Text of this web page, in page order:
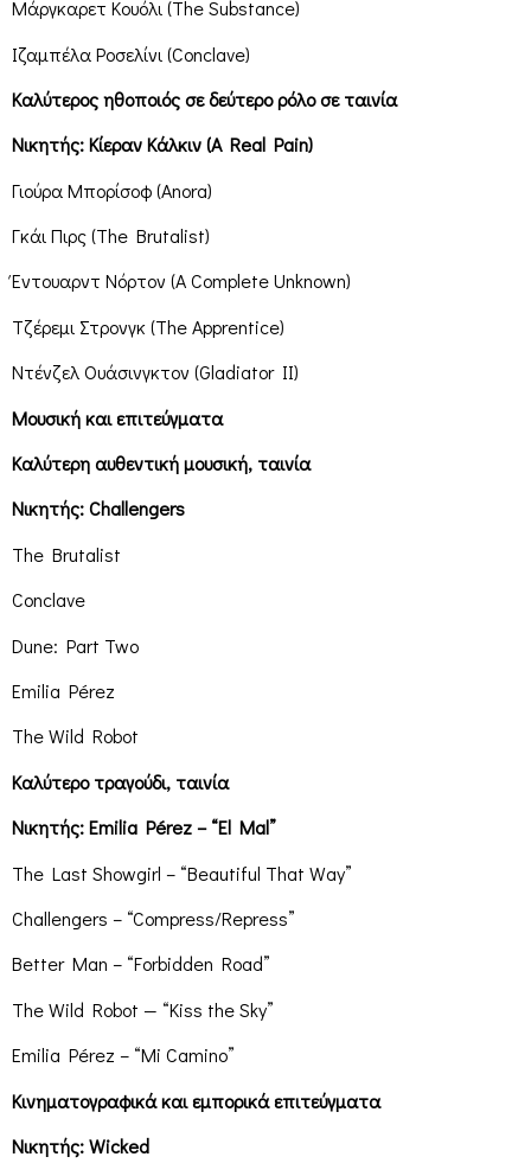
Μάργκαρετ Κουόλι (The Substance)
Ιζαμπέλα Ροσελίνι (Conclave)
Καλύτερος ηθοποιός σε δεύτερο ρόλο σε ταινία
Νικητής: Κίεραν Κάλκιν (A Real Pain)
Γιούρα Μπορίσοφ (Anora)
Γκάι Πιρς (The Brutalist)
Έντουαρντ Νόρτον (A Complete Unknown)
Τζέρεμι Στρονγκ (The Apprentice)
Ντένζελ Ουάσινγκτον (Gladiator II)
Μουσική και επιτεύγματα
Καλύτερη αυθεντική μουσική, ταινία
Νικητής: Challengers
The Brutalist
Conclave
Dune: Part Two
Emilia Pérez
The Wild Robot
Καλύτερο τραγούδι, ταινία
Νικητής: Emilia Pérez – “El Mal”
The Last Showgirl – “Beautiful That Way”
Challengers – “Compress/Repress”
Better Man – “Forbidden Road”
The Wild Robot — “Kiss the Sky”
Emilia Pérez – “Mi Camino”
Κινηματογραφικά και εμπορικά επιτεύγματα
Νικητής: Wicked